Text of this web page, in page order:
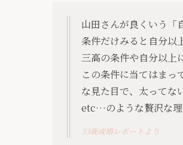
山田さんが良くいう「
条件だけみると自分以
三高の条件や自分以上
この条件に当てはまっ
な見た目で、太ってな
etc…のような贅沢な理
33歳成婚レポートより